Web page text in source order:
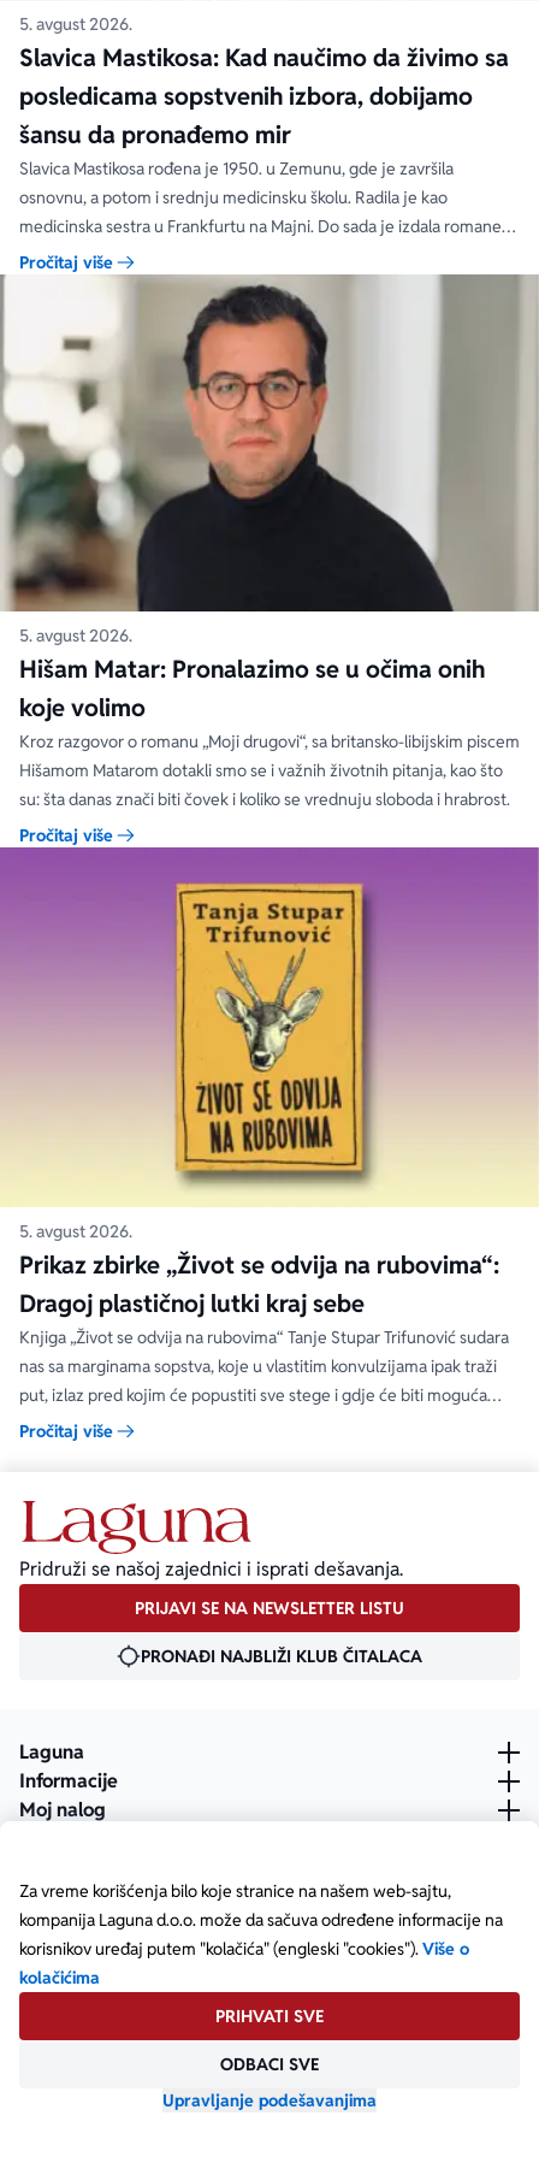
Za vreme korišćenja bilo koje stranice na našem web-sajtu,
kompanija Laguna d.o.o. može da sačuva određene informacije na
korisnikov uređaj putem "kolačića" (engleski "cookies").Više o
kolačićima
PRIHVATI SVE
ODBACI SVE
Upravljanje podešavanjima
5. avgust 2026.
Slavica Mastikosa: Kad naučimo da živimo sa
posledicama sopstvenih izbora, dobijamo
šansu da pronađemo mir
Slavica Mastikosa rođena je 1950. u Zemunu, gde je završila
osnovnu, a potom i srednju medicinsku školu. Radila je kao
medicinska sestra u Frankfurtu na Majni. Do sada je izdala romane
„Tri hleba nasušna“, „Međaši savesti“, „Zakon srca“, „Tri hleba nasušna
na polici vremena“, koji su objavljeni u više izdanja.
Pročitaj više
5. avgust 2026.
Hišam Matar: Pronalazimo se u očima onih
koje volimo
Kroz razgovor o romanu „Moji drugovi“, sa britansko-libijskim piscem
Hišamom Matarom dotakli smo se i važnih životnih pitanja, kao što
su: šta danas znači biti čovek i koliko se vrednuju sloboda i hrabrost.
Pročitaj više
5. avgust 2026.
Prikaz zbirke „Život se odvija na rubovima“:
Dragoj plastičnoj lutki kraj sebe
Knjiga „Život se odvija na rubovima“ Tanje Stupar Trifunović sudara
nas sa marginama sopstva, koje u vlastitim konvulzijama ipak traži
put, izlaz pred kojim će popustiti sve stege i gdje će biti moguća
sloboda.
Pročitaj više
Pridruži se našoj zajednici i isprati dešavanja.
PRIJAVI SE NA NEWSLETTER LISTU
PRONAĐI NAJBLIŽI KLUB ČITALACA
Laguna
Informacije
Moj nalog
Copyright © Laguna d.o.o. Starine Novaka 23, Beograd •
Matični broj: 17414844
Posetite našu Facebook stranicu
Posetite našu X stranicu
Posetite našu Instagram stranicu
Posetite naš YouTube
Posetite našu TikTok stranicu
Posetite našu LinkedIn stranicu